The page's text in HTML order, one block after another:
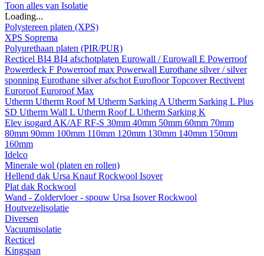
Toon alles van Isolatie
Loading...
Polystereen platen (XPS)
XPS Soprema
Polyurethaan platen (PIR/PUR)
Recticel BI4 BI4 afschotplaten Eurowall / Eurowall E Powerroof
Powerdeck F Powerroof max Powerwall Eurothane silver / silver
sponning Eurothane silver afschot EurofloorTopcoverRectivent
EuroroofEuroroof Max
Utherm Utherm Roof M Utherm Sarking A Utherm Sarking L Plus
SD Utherm Wall L Utherm Roof L Utherm Sarking K
Elev isogard AK/AF RF-S 30mm 40mm 50mm 60mm 70mm
80mm 90mm 100mm 110mm 120mm 130mm 140mm 150mm
160mm
Idelco
Minerale wol (platen en rollen)
Hellend dak Ursa KnaufRockwool Isover
Plat dak Rockwool
Wand - Zoldervloer - spouw Ursa IsoverRockwool
Houtvezelisolatie
Diversen
Vacuumisolatie
Recticel
Kingspan